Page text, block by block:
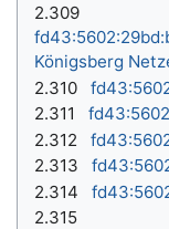
2.309
Königsberg
2.310
2.311
2.312
2.313
2.314
2.315